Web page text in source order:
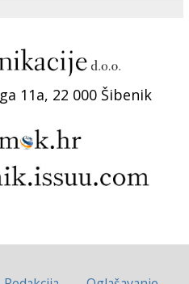
11a, 22 000 Šibenik